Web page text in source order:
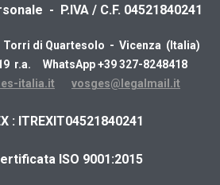
- P.IVA / C.F. 04521840241
Torri di Quartesolo - Vicenza (Italia)
r.a. WhatsApp +39 327-8248418
italia.it vosges@legalmail.it
: ITREXIT04521840241
ISO 9001:2015